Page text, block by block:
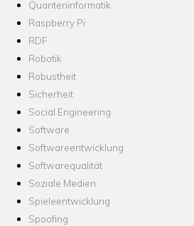
Quanteninformatik
Raspberry Pi
RDF
Robotik
Robustheit
Sicherheit
Social Engineering
Software
Softwareentwicklung
Softwarequalität
Soziale Medien
Spieleentwicklung
Spoofing